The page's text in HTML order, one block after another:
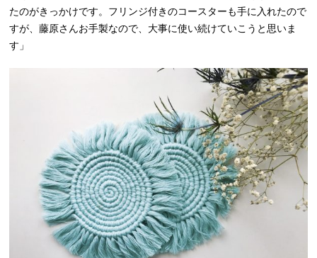
たのがきっかけです。フリンジ付きのコースターも手に入れたので
すが、藤原さんお手製なので、大事に使い続けていこうと思いま
す」